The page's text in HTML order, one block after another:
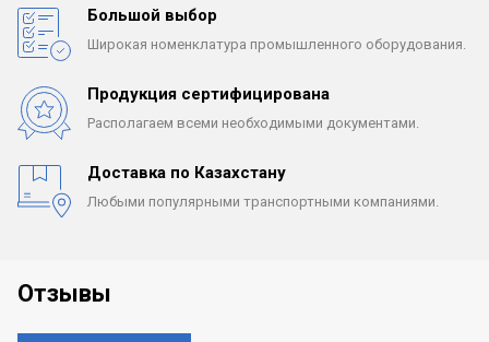
Большой выбор
Широкая номенклатура промышленного оборудования.
Продукция сертифицирована
Располагаем всеми необходимыми документами.
Доставка по Казахстану
Любыми популярными транспортными компаниями.
Отзывы